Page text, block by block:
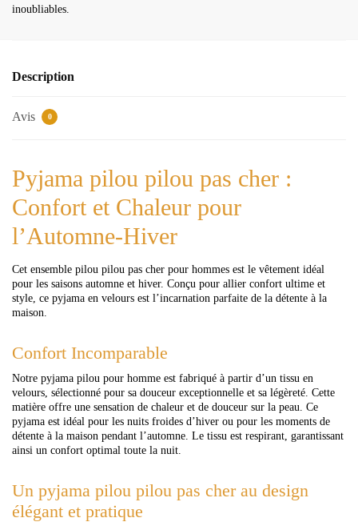
inoubliables.
Description
Avis 0
Pyjama pilou pilou pas cher :
Confort et Chaleur pour
l’Automne-Hiver
Cet ensemble pilou pilou pas cher pour hommes est le vêtement idéal
pour les saisons automne et hiver. Conçu pour allier confort ultime et
style, ce pyjama en velours est l’incarnation parfaite de la détente à la
maison.
Confort Incomparable
Notre pyjama pilou pour homme est fabriqué à partir d’un tissu en
velours, sélectionné pour sa douceur exceptionnelle et sa légèreté. Cette
matière offre une sensation de chaleur et de douceur sur la peau. Ce
pyjama est idéal pour les nuits froides d’hiver ou pour les moments de
détente à la maison pendant l’automne. Le tissu est respirant, garantissant
ainsi un confort optimal toute la nuit.
Un pyjama pilou pilou pas cher au design
élégant et pratique